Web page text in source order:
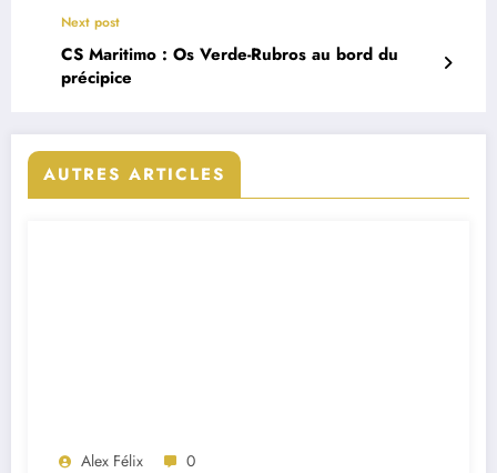
Next post
CS Maritimo : Os Verde-Rubros au bord du
précipice
AUTRES ARTICLES
Alex Félix 0